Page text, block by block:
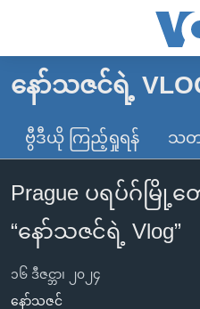
လွယ်ကူ
သည့်
များ
ပင်မ
သို့
မူလစာမျက်နှာ
မြန်မာ
ကမ္ဘာ့သတင်းများ
နိုင်ငံတကာ
အမေရိကန်
အစ္စရေး-ပါလက်စတိုင်း
ဗွီဒီယို
သတင်းလွတ်လပ်ခွင့်
ရပ်ဝန်းတခု လမ်းတခု အလွန်
အင်္ဂလိပ်စာလေ့လာမယ်
နော်သဇင်ရဲ့
ဗွီဒီယို ကြည့်ရှုရန် သတ
Prague ပရပ်ဂ်မြို့
“နော်သဇင်ရဲ့ Vlog”
၁၆ ဒီဇင္ဘာ၊ ၂၀၂၄
နော်သဇင်